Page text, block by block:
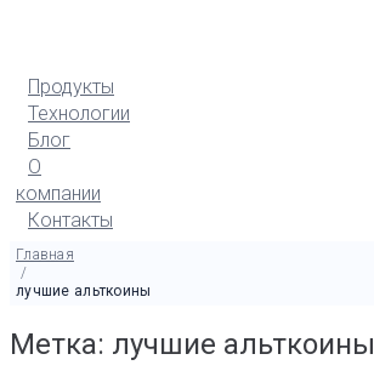
Продукты
Технологии
Блог
О
компании
Контакты
Главная
/
лучшие альткоины
Метка: лучшие альткоины